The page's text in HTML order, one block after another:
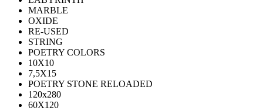
MARBLE
OXIDE
RE-USED
STRING
POETRY COLORS
10Х10
7,5Х15
POETRY STONE RELOADED
120x280
60Х120